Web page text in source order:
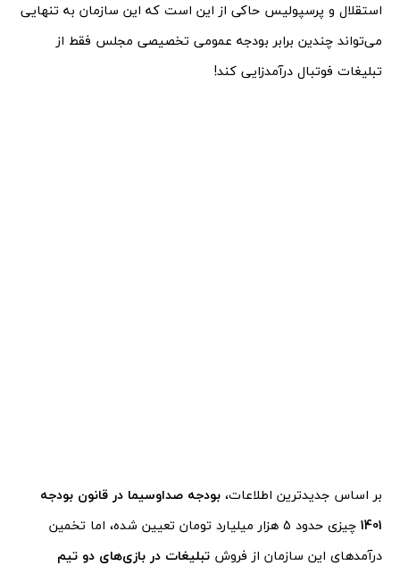
استقلال و پرسپولیس حاکی از این است که این سازمان به تنهایی
می‌تواند چندین برابر بودجه عمومی تخصیصی مجلس فقط از
تبلیغات فوتبال درآمدزایی کند!
بر اساس جدیدترین اطلاعات، بودجه صداوسیما در قانون بودجه
1401
چیزی حدود 5 هزار میلیارد تومان تعیین شده، اما تخمین
درآمدهای این سازمان از فروش تبلیغات در بازی‌های دو تیم